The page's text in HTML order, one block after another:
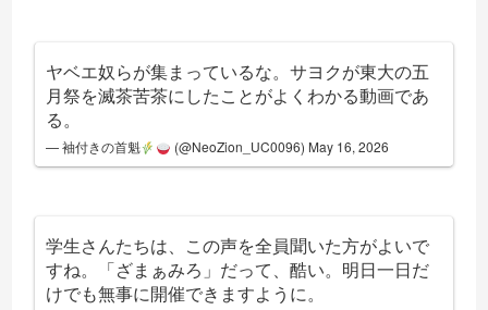
ヤベエ奴らが集まっているな。サヨクが東大の五
月祭を滅茶苦茶にしたことがよくわかる動画であ
る。
— 袖付きの首魁 (@NeoZion_UC0096) May 16, 2026
学生さんたちは、この声を全員聞いた方がよいで
すね。「ざまぁみろ」だって、酷い。明日一日だ
けでも無事に開催できますように。